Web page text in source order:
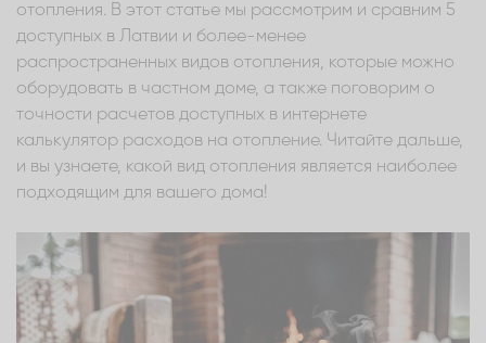
отопления. В этот статье мы рассмотрим и сравним 5
доступных в Латвии и более-менее
распространенных видов отопления, которые можно
оборудовать в частном доме, а также поговорим о
точности расчетов доступных в интернете
калькулятор расходов на отопление. Читайте дальше,
и вы узнаете, какой вид отопления является наиболее
подходящим для вашего дома!